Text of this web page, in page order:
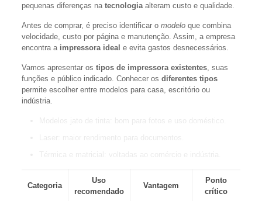
pequenas diferenças na tecnologiaalteram custo e qualidade.
Antes de comprar, é preciso identificar o modeloque combina
velocidade, custo por página e manutenção. Assim, a empresa
encontra a impressora ideal e evita gastos desnecessários.
Vamos apresentar os tipos de impressora existentes, suas
funções e público indicado. Conhecer os diferentes tipos
permite escolher entre modelos para casa, escritório ou
indústria.
Categoria
Uso
recomendado
Vantagem
Ponto
crítico